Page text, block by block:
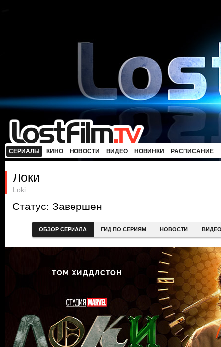
СЕРИАЛЫ КИНО НОВОСТИ ВИДЕО НОВИНКИ РАСПИСАНИЕ
Локи
Loki
Статус: Завершен
ОБЗОР СЕРИАЛА ГИД ПО СЕРИЯМ НОВОСТИ ВИДЕО